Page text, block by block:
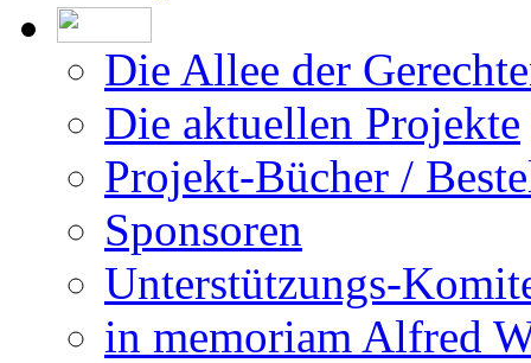
Die Allee der
Die aktuellen Projekte
Projekt-Bücher /
Sponsoren
Unterstützungs-
in memoriam Alfred